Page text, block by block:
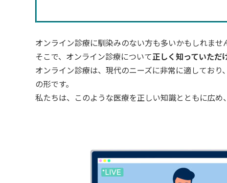
オンライン診療に馴染みのない方も多いかもしれませ
そこで、オンライン診療について正しく知っていただ
オンライン診療は、現代のニーズに非常に適してお
の形です。
私たちは、このような医療を正しい知識とともに広め